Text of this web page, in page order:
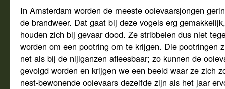
In Amsterdam worden de meeste ooievaarsjongen
de brandweer. Dat gaat bij deze vogels erg
houden zich bij gevaar dood. Ze stribbelen dus niet
worden om een pootring om te krijgen. Die pootringen
net als bij de nijlganzen afleesbaar; zo kunnen de
gevolgd worden en krijgen we een beeld waar ze zich
nest-bewonende ooievaars dezelfde zijn als het jaar